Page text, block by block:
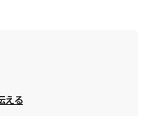
える